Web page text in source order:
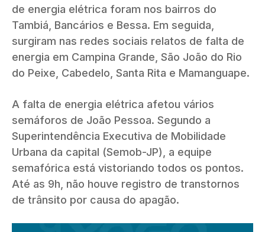
de energia elétrica foram nos bairros do
Tambiá, Bancários e Bessa. Em seguida,
surgiram nas redes sociais relatos de falta de
energia em Campina Grande, São João do Rio
do Peixe, Cabedelo, Santa Rita e Mamanguape.
A falta de energia elétrica afetou vários
semáforos de João Pessoa. Segundo a
Superintendência Executiva de Mobilidade
Urbana da capital (Semob-JP), a equipe
semafórica está vistoriando todos os pontos.
Até as 9h, não houve registro de transtornos
de trânsito por causa do apagão.